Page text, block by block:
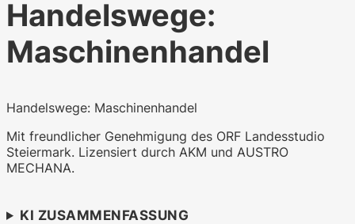
Handelswege:
Maschinenhandel
Handelswege: Maschinenhandel
Mit freundlicher Genehmigung des ORF Landesstudio
Steiermark. Lizensiert durch AKM und AUSTRO
MECHANA.
KI ZUSAMMENFASSUNG
WKO.tv KI (lokales LLM gemma-4-
26b-a4b-it, Blackwell)